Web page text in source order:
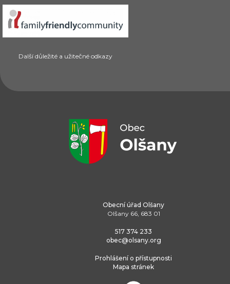
Další důležité a užitečné odkazy
Obecní úřad Olšany
Olšany 66, 683 01
517 374 233
obec@olsany.org
Prohlášení o přístupnosti
Mapa stránek